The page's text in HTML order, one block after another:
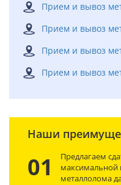
Прием и вывоз
Прием и вывоз
Прием и вывоз
Прием и вывоз
Наши
01
Предлагаем
максимальной
металлолома